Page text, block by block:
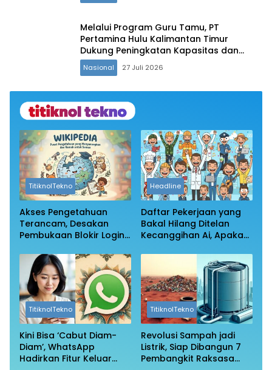
Melalui Program Guru Tamu, PT
Pertamina Hulu Kalimantan Timur
Dukung Peningkatan Kapasitas dan
Daya Saing Generasi Muda Penajam
Paser Utara
Nasional 27 Juli 2026
TitiknolTekno
Akses Pengetahuan
Terancam, Desakan
Pembukaan Blokir Login
Headline
Daftar Pekerjaan yang
Bakal Hilang Ditelan
Kecanggihan Ai, Apakah
Aman?
TitiknolTekno
Kini Bisa ‘Cabut Diam-
Diam’, WhatsApp
Hadirkan Fitur Keluar
TitiknolTekno
Revolusi Sampah jadi
Listrik, Siap Dibangun 7
Pembangkit Raksasa